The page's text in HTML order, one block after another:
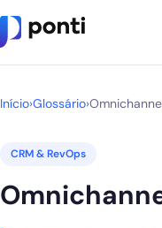
Metodologia
Cases
Início›Glossário›
CRM & RevOps